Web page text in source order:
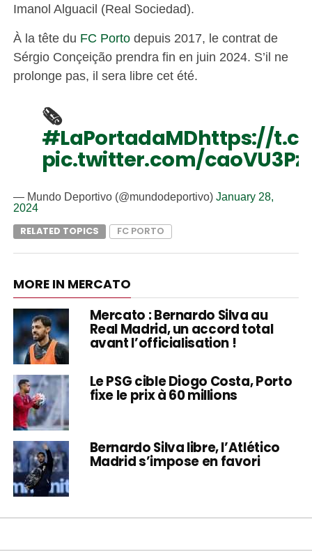
Imanol Alguacil (Real Sociedad).
À la tête du FC Portodepuis 2017, le contrat de
Sérgio Conçeição prendra fin en juin 2024. S’il ne
prolonge pas, il sera libre cet été.
🗞️
#LaPortadaMDhttps://
pic.twitter.com/
— Mundo Deportivo (@mundodeportivo) January 28,
2024
RELATED TOPICS
FC PORTO
MORE IN MERCATO
Mercato : Bernardo Silva au
Real Madrid, un accord total
avant l’officialisation !
Le PSG cible Diogo Costa, Porto
fixe le prix à 60 millions
Bernardo Silva libre, l’Atlético
Madrid s’impose en favori